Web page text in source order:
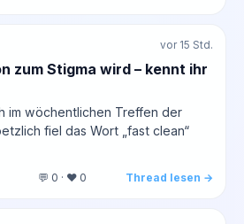
vor 15 Std.
zum Stigma wird – kennt ihr
im wöchentlichen Treffen der
fiel das Wort „fast clean“
💬 0 · ❤️ 0 Thread lesen →